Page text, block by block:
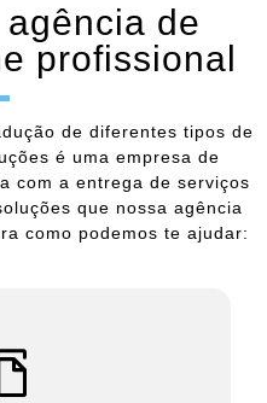
de
profissional
de diferentes tipos de
é uma empresa de
com a entrega de serviços
que nossa agência
como podemos te ajudar: